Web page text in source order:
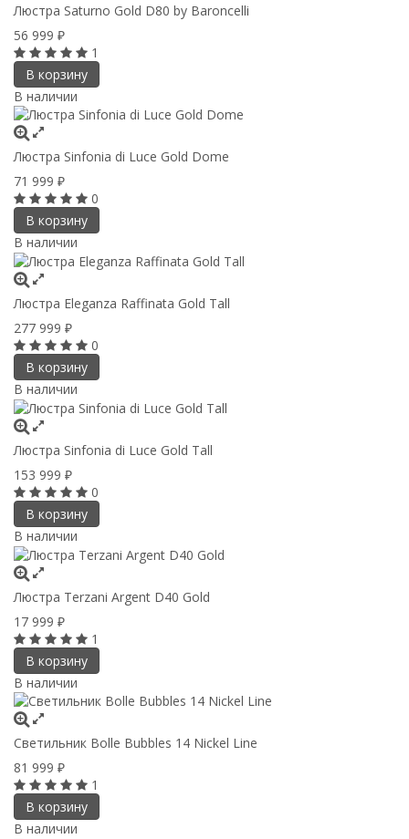
Люстра Saturno Gold D80 by Baroncelli
56 999 ₽
1
В корзину
В наличии
Люстра Sinfonia di Luce Gold Dome
71 999 ₽
0
В корзину
В наличии
Люстра Eleganza Raffinata Gold Tall
277 999 ₽
0
В корзину
В наличии
Люстра Sinfonia di Luce Gold Tall
153 999 ₽
0
В корзину
В наличии
Люстра Terzani Argent D40 Gold
17 999 ₽
1
В корзину
В наличии
Светильник Bolle Bubbles 14 Nickel Line
81 999 ₽
1
В корзину
В наличии